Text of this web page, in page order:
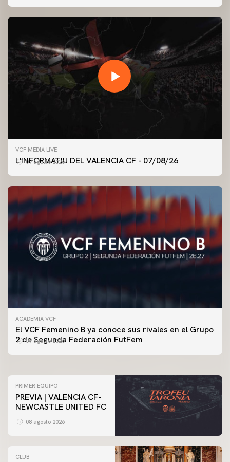
VCF MEDIA LIVE
L'INFORMATIU DEL VALENCIA CF - 07/08/26
07 agosto 2026
ACADEMIA VCF
El VCF Femenino B ya conoce sus rivales en el Grupo
2 de Segunda Federación FutFem
07 agosto 2026
PRIMER EQUIPO
ENTRENAMIENTO DEL VALENCIA CF 7/8/2026
PRIMER EQUIPO
PREVIA | VALENCIA CF-
NEWCASTLE UNITED FC
08 agosto 2026
CLUB